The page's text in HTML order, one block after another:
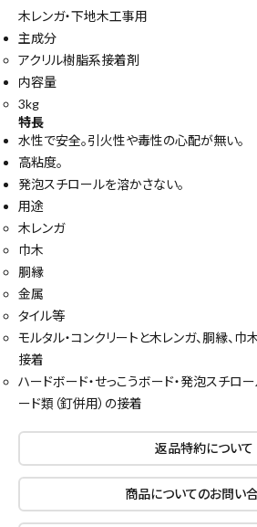
キーワードから探す
木レンガ・下地木工事用
主成分
アクリル樹脂系接着剤
内容量
3kg
特長
水性で安全。引火性や毒性の心配が無い。
高粘度。
発泡スチロールを溶かさない。
用途
木レンガ
巾木
胴縁
金属
タイル等
モルタル・コンクリートと木レンガ、胴縁、
接着
ハードボード・せっこうボード・発泡スチロ
ード類（釘併用）の接着
返品特約について
商品についてのお問い